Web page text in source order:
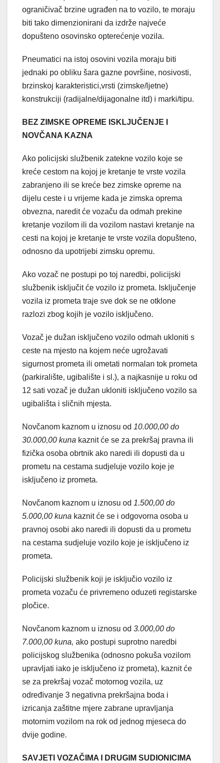
ograničivač brzine ugrađen na to vozilo, te moraju
biti tako dimenzionirani da izdrže najveće
dopušteno osovinsko opterećenje vozila.
Pneumatici na istoj osovini vozila moraju biti
jednaki po obliku šara gazne površine, nosivosti,
brzinskoj karakteristici,vrsti (zimske/ljetne)
konstrukciji (radijalne/dijagonalne itd) i marki/tipu.
BEZ ZIMSKE OPREME ISKLJUČENJE I
NOVČANA KAZNA
Ako policijski službenik zatekne vozilo koje se
kreće cestom na kojoj je kretanje te vrste vozila
zabranjeno ili se kreće bez zimske opreme na
dijelu ceste i u vrijeme kada je zimska oprema
obvezna, naredit će vozaču da odmah prekine
kretanje vozilom ili da vozilom nastavi kretanje na
cesti na kojoj je kretanje te vrste vozila dopušteno,
odnosno da upotrijebi zimsku opremu.
Ako vozač ne postupi po toj naredbi, policijski
službenik isključit će vozilo iz prometa. Isključenje
vozila iz prometa traje sve dok se ne otklone
razlozi zbog kojih je vozilo isključeno.
Vozač je dužan isključeno vozilo odmah ukloniti s
ceste na mjesto na kojem neće ugrožavati
sigurnost prometa ili ometati normalan tok prometa
(parkiralište, ugibalište i sl.), a najkasnije u roku od
12 sati vozač je dužan ukloniti isključeno vozilo sa
ugibališta i sličnih mjesta.
Novčanom kaznom u iznosu od 10.000,00 do
30.000,00 kuna kaznit će se za prekršaj pravna ili
fizička osoba obrtnik ako naredi ili dopusti da u
prometu na cestama sudjeluje vozilo koje je
isključeno iz prometa.
Novčanom kaznom u iznosu od 1.500,00 do
5.000,00 kuna kaznit će se i odgovorna osoba u
pravnoj osobi ako naredi ili dopusti da u prometu
na cestama sudjeluje vozilo koje je isključeno iz
prometa.
Policijski službenik koji je isključio vozilo iz
prometa vozaču će privremeno oduzeti registarske
pločice.
Novčanom kaznom u iznosu od 3.000,00 do
7.000,00 kuna, ako postupi suprotno naredbi
policijskog službenika (odnosno pokuša vozilom
upravljati iako je isključeno iz prometa), kaznit će
se za prekršaj vozač motornog vozila, uz
određivanje 3 negativna prekršajna boda i
izricanja zaštitne mjere zabrane upravljanja
motornim vozilom na rok od jednog mjeseca do
dvije godine.
SAVJETI VOZAČIMA I DRUGIM SUDIONICIMA